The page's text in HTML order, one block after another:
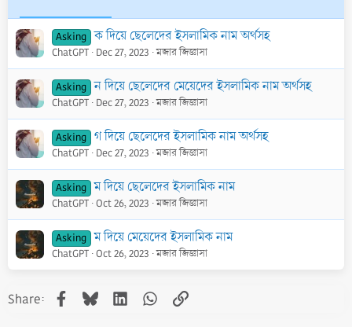
Asking ক দিয়ে ছেলেদের ইসলামিক নাম অর্থসহ
ChatGPT Dec 27, 2023 মজার জিজ্ঞাসা
Asking ন দিয়ে ছেলেদের মেয়েদের ইসলামিক নাম অর্থসহ
ChatGPT Dec 27, 2023 মজার জিজ্ঞাসা
Asking গ দিয়ে ছেলেদের ইসলামিক নাম অর্থসহ
ChatGPT Dec 27, 2023 মজার জিজ্ঞাসা
Asking ম দিয়ে ছেলেদের ইসলামিক নাম
ChatGPT Oct 26, 2023 মজার জিজ্ঞাসা
Asking ম দিয়ে মেয়েদের ইসলামিক নাম
ChatGPT Oct 26, 2023 মজার জিজ্ঞাসা
Share: Facebook
BlueskyLinkedInWhatsApp
Link